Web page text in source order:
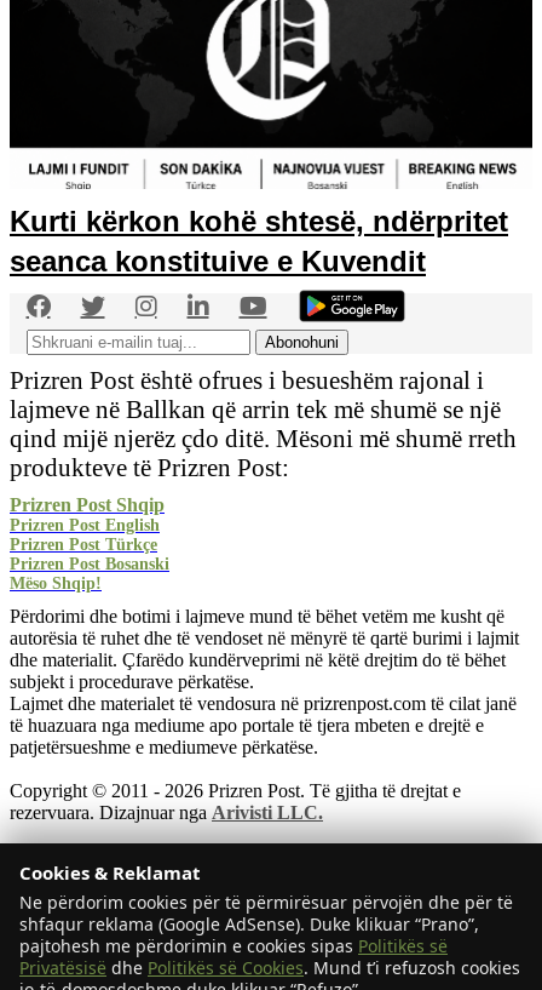
Kurti kërkon kohë shtesë, ndërpritet
seanca konstituive e Kuvendit
Prizren Post është ofrues i besueshëm rajonal i
lajmeve në Ballkan që arrin tek më shumë se një
qind mijë njerëz çdo ditë. Mësoni më shumë rreth
produkteve të Prizren Post:
Prizren Post Shqip
Prizren Post English
Prizren Post Türkçe
Prizren Post Bosanski
Mëso Shqip!
Përdorimi dhe botimi i lajmeve mund të bëhet vetëm me kusht që
autorësia të ruhet dhe të vendoset në mënyrë të qartë burimi i lajmit
dhe materialit. Çfarëdo kundërveprimi në këtë drejtim do të bëhet
subjekt i procedurave përkatëse.
Lajmet dhe materialet të vendosura në prizrenpost.com të cilat janë
të huazuara nga mediume apo portale të tjera mbeten e drejtë e
patjetërsueshme e mediumeve përkatëse.
Copyright © 2011 - 2026 Prizren Post. Të gjitha të drejtat e
rezervuara. Dizajnuar nga Arivisti LLC.
Prizren Post
RSS
Arkivi
Sitemap
Rreth nesh
Cookies & Reklamat
Ne përdorim cookies për të përmirësuar përvojën dhe për të
shfaqur reklama (Google AdSense). Duke klikuar “Prano”,
pajtohesh me përdorimin e cookies sipas Politikës së
Privatësisë dhe Politikës së Cookies. Mund t’i refuzosh cookies